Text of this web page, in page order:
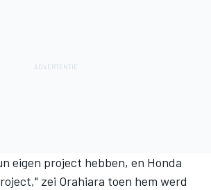
eigen project hebben, en Honda
zei Orahiara toen hem werd